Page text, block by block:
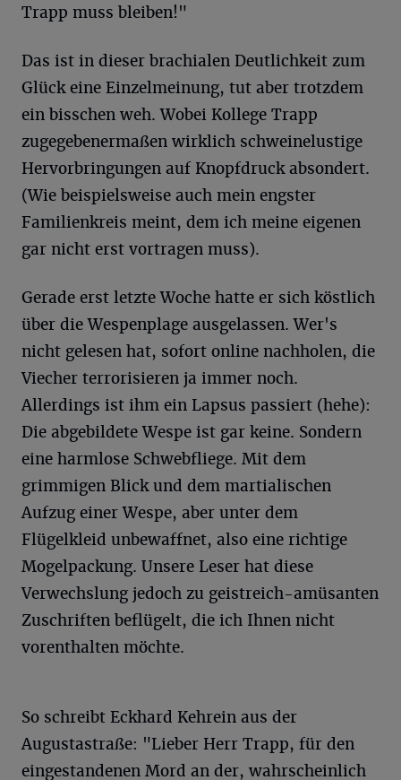
Trapp muss bleiben!"
Das ist in dieser brachialen Deutlichkeit zum
Glück eine Einzelmeinung, tut aber trotzdem
ein bisschen weh. Wobei Kollege Trapp
zugegebenermaßen wirklich schweinelustige
Hervorbringungen auf Knopfdruck absondert.
(Wie beispielsweise auch mein engster
Familienkreis meint, dem ich meine eigenen
gar nicht erst vortragen muss).
Gerade erst letzte Woche hatte er sich köstlich
über die Wespenplage ausgelassen. Wer's
nicht gelesen hat, sofort online nachholen, die
Viecher terrorisieren ja immer noch.
Allerdings ist ihm ein Lapsus passiert (hehe):
Die abgebildete Wespe ist gar keine. Sondern
eine harmlose Schwebfliege. Mit dem
grimmigen Blick und dem martialischen
Aufzug einer Wespe, aber unter dem
Flügelkleid unbewaffnet, also eine richtige
Mogelpackung. Unsere Leser hat diese
Verwechslung jedoch zu geistreich-amüsanten
Zuschriften beflügelt, die ich Ihnen nicht
vorenthalten möchte.
So schreibt Eckhard Kehrein aus der
Augustastraße: "Lieber Herr Trapp, für den
eingestandenen Mord an der, wahrscheinlich